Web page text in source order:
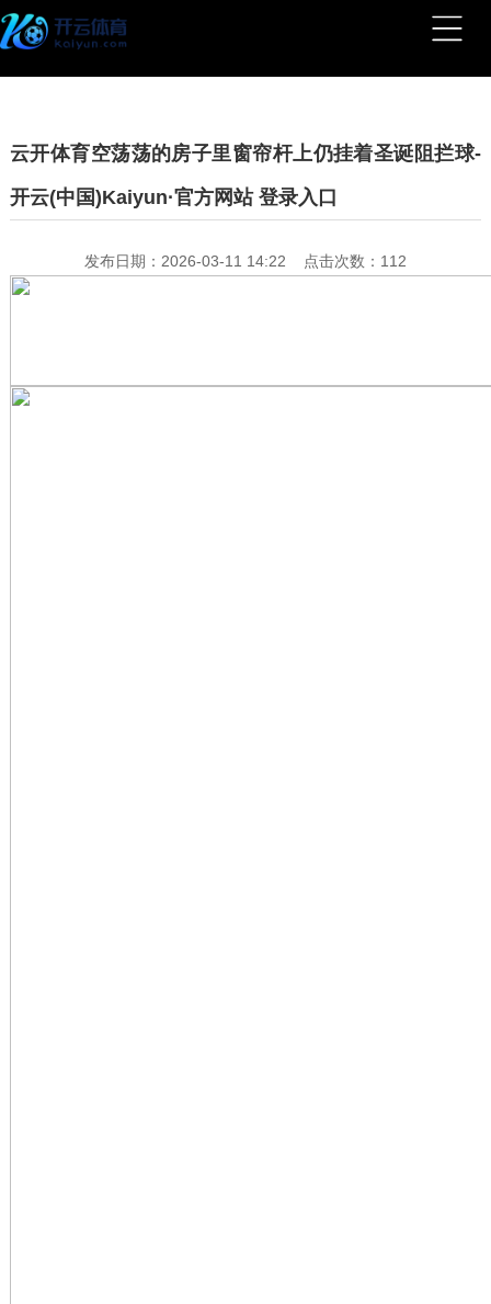
云开体育空荡荡的房子里窗帘杆上仍挂着圣诞阻拦球-
开云(中国)Kaiyun·官方网站 登录入口
发布日期：2026-03-11 14:22 点击次数：112